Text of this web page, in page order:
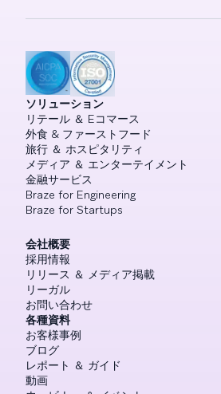
ソリューション
リテール ＆ Eコマース
外食 & ファーストフード
旅行 ＆ ホスピタリティ
メディア ＆ エンターテイメント
金融サービス
Braze for Engineering
Braze for Startups
会社概要
採用情報
リリース ＆ メディア掲載
リーガル
お問い合わせ
各種資料
お客様事例
ブログ
レポート ＆ ガイド
動画